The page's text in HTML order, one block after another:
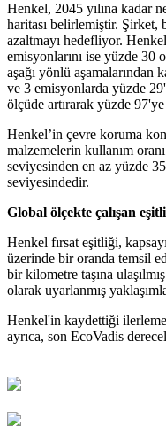
Henkel, 2045 yılına kadar
haritası belirlemiştir. Şirket,
azaltmayı hedefliyor.
emisyonlarını ise yüzde
aşağı yönlü
ve 3 emisyonlarda yüzde
ölçüde artırarak yüzde
Henkel’in çevre koruma
malzemelerin kullanım
seviyesinden en az yüzde
seviyesindedir.
Global ölçekte çalışan
Henkel fırsat eşitliği,
üzerinde bir oranda temsil
bir kilometre taşına
olarak uyarlanmış
Henkel'in kaydettiği
ayrıca, son EcoVadis